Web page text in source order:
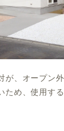
が、オープン
ため、使用す